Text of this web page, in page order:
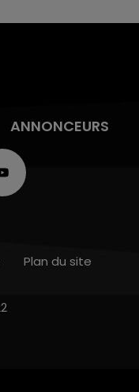
ANNONCEURS
Plan du site